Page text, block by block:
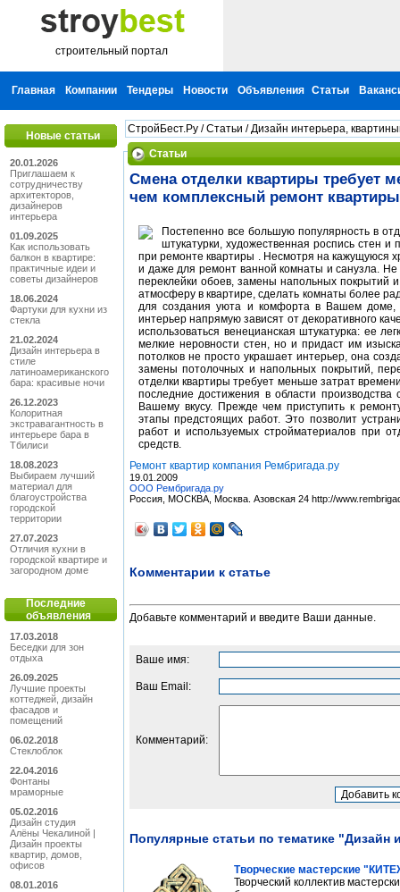
строительный портал
Главная Компании Тендеры Новости Объявления Статьи
Новые статьи
20.01.2026
Приглашаем к
сотрудничеству
архитекторов,
дизайнеров
интерьера
01.09.2025
Как использовать
балкон в квартире:
практичные идеи и
советы дизайнеров
18.06.2024
Фартуки для кухни из
стекла
21.02.2024
Дизайн интерьера в
стиле
латиноамериканского
бара: красивые ночи
26.12.2023
Колоритная
экстравагантность в
интерьере бара в
Тбилиси
18.08.2023
Выбираем лучший
материал для
благоустройства
городской
территории
27.07.2023
Отличия кухни в
городской квартире и
загородном доме
Последние
объявления
17.03.2018
Беседки для зон
отдыха
26.09.2025
Лучшие проекты
коттеджей, дизайн
фасадов и
помещений
06.02.2018
Cтеклоблок
22.04.2016
Фонтаны
мраморные
05.02.2016
Дизайн студия
Алёны Чекалиной |
Дизайн проекты
квартир, домов,
офисов
08.01.2016
СтройБест.Ру /Статьи /Дизайн интерьера,
Статьи
Смена отделки квартиры требует
чем комплексный ремонт квартиры
Постепенно все большую популярность в
штукатурки, художественная роспись стен
при ремонте квартиры . Несмотря на кажущуюся
и даже для ремонт ванной комнаты и санузла.
переклейки обоев, замены напольных покрытий
атмосферу в квартире, сделать комнаты более
для создания уюта и комфорта в Вашем доме,
интерьер напрямую зависят от декоративного
использоваться венецианская штукатурка: ее
мелкие неровности стен, но и придаст им
потолков не просто украшает интерьер, она
замены потолочных и напольных покрытий,
отделки квартиры требует меньше затрат
последние достижения в области
Вашему вкусу. Прежде чем приступить к
этапы предстоящих работ. Это позволит
работ и используемых стройматериалов при
средств.
Ремонт квартир компания Рембригада.ру
19.01.2009
ООО Рембригада.ру
Россия, МОСКВА, Москва. Азовская 24 http://
Комментарии к статье
Добавьте комментарий и введите Ваши данные.
Ваше имя:
Ваш Email:
Комментарий:
Популярные статьи по тематике
Творческие мастерские
Творческий коллектив